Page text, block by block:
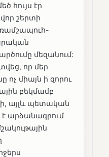
հույս էր
շերտի
մեզանում:
որ մեր
միայն ի զորու
բեկմամբ
այլև պետական
արձանագրում